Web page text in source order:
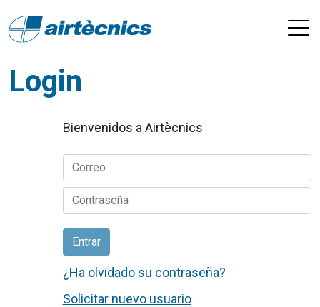
Login
Bienvenidos a Airtècnics
Entrar
¿Ha olvidado su contraseña?
Solicitar nuevo usuario